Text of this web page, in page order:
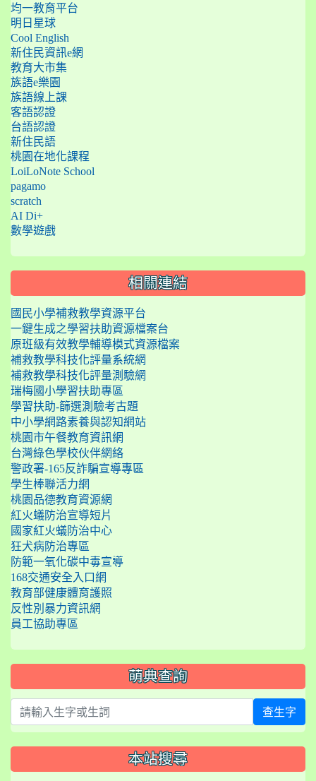
均一教育平台
明日星球
Cool English
新住民資訊e網
教育大市集
族語e樂園
族語線上課
客語認證
台語認證
新住民語
桃園在地化課程
LoiLoNote School
pagamo
scratch
AI Di+
數學遊戲
相關連結
國民小學補救教學資源平台
一鍵生成之學習扶助資源檔案台
原班級有效教學輔導模式資源檔案
補救教學科技化評量系統網
補救教學科技化評量測驗網
瑞梅國小學習扶助專區
學習扶助-篩選測驗考古題
中小學網路素養與認知網站
桃園市午餐教育資訊網
台灣綠色學校伙伴網絡
警政署-165反詐騙宣導專區
學生棒聯活力網
桃園品德教育資源網
紅火蟻防治宣導短片
國家紅火蟻防治中心
狂犬病防治專區
防範一氧化碳中毒宣導
168交通安全入口網
教育部健康體育護照
反性別暴力資訊網
員工協助專區
萌典查詢
查生字
本站搜尋